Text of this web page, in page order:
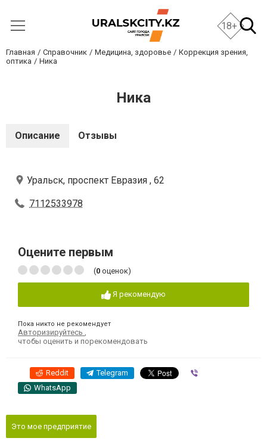
18+
Главная Справочник Медицина, здоровье
Коррекция зрения,
оптика
Ника
Ника
Описание Отзывы
Уральск, проспект Евразия , 62
7112533978
Оцените первым
(0 оценок)
Я рекомендую
Пока никто не рекомендует
Авторизируйтесь
чтобы оценить и порекомендовать
Reddit Telegram
WhatsApp
Это мое предприятие